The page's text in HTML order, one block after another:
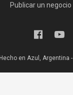
Publicar un negocio
en Azul, Argentina -